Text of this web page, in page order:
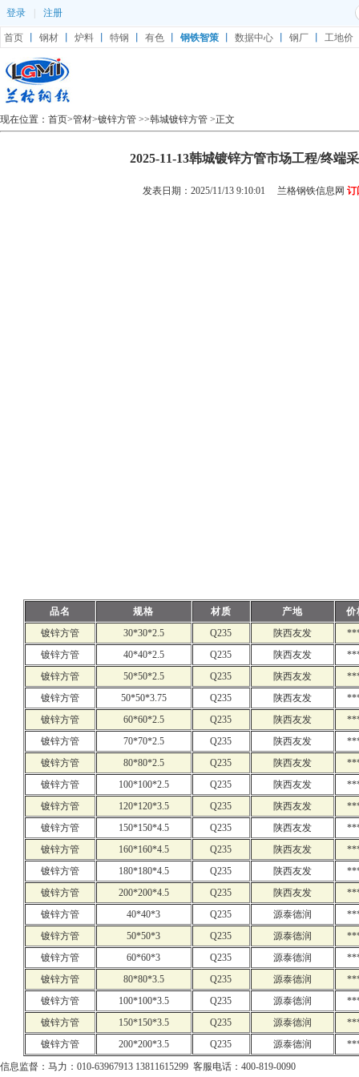
登录 注册
首页 钢材 炉料 特钢 有色 钢铁智策 数据中心 钢厂 工地价
现在位置： 首页>管材>镀锌方管 >>韩城镀锌方管 >正文
2025-11-13韩城镀锌方管市场工程/终端
发表日期：2025/11/13 9:10:01 兰格钢铁信息网 订
品名 规格 材质 产地
价
镀锌方管
30*30*2.5 Q235 陕西友发
镀锌方管
40*40*2.5 Q235 陕西友发
镀锌方管
50*50*2.5 Q235 陕西友发
镀锌方管
50*50*3.75 Q235 陕西友发
镀锌方管
60*60*2.5 Q235 陕西友发
镀锌方管
70*70*2.5 Q235 陕西友发
镀锌方管
80*80*2.5 Q235 陕西友发
镀锌方管
100*100*2.5 Q235 陕西友发
镀锌方管
120*120*3.5 Q235 陕西友发
镀锌方管
150*150*4.5 Q235 陕西友发
镀锌方管
160*160*4.5 Q235 陕西友发
镀锌方管
180*180*4.5 Q235 陕西友发
镀锌方管
200*200*4.5 Q235 陕西友发
镀锌方管
40*40*3 Q235 源泰德润
镀锌方管
50*50*3 Q235 源泰德润
镀锌方管
60*60*3 Q235 源泰德润
镀锌方管
80*80*3.5 Q235 源泰德润
镀锌方管
100*100*3.5 Q235 源泰德润
镀锌方管
150*150*3.5 Q235 源泰德润
镀锌方管
200*200*3.5 Q235 源泰德润
信息监督：马力：010-63967913 13811615299 客服电话：400-819-0090